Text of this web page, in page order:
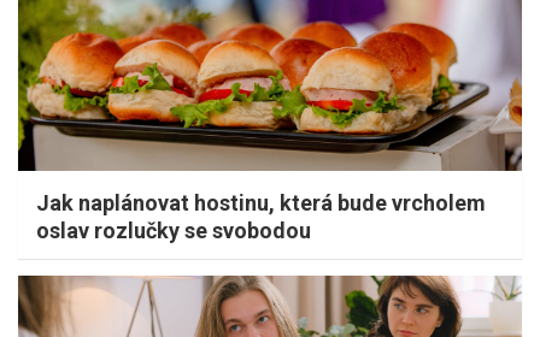
Jak naplánovat hostinu, která bude vrcholem
oslav rozlučky se svobodou